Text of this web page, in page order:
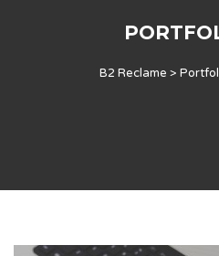
B2 Reclame >